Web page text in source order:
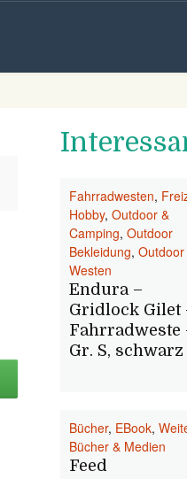
Fahrradwesten,
Hobby, Outdoor &
Camping, Outdoor
Bekleidung, Outdoor
Westen
Endura –
Gridlock Gilet
Fahrradweste
Gr. S, schwarz
Bücher, EBook,
Bücher & Medien
Feed